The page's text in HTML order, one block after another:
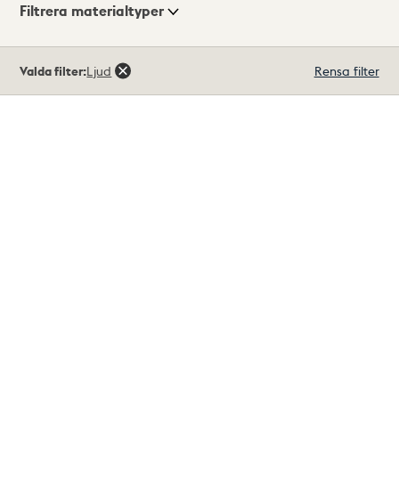
Visningsläge
Filtrera materialtyper
träffar
Valda filter:Ljud Rensa filter